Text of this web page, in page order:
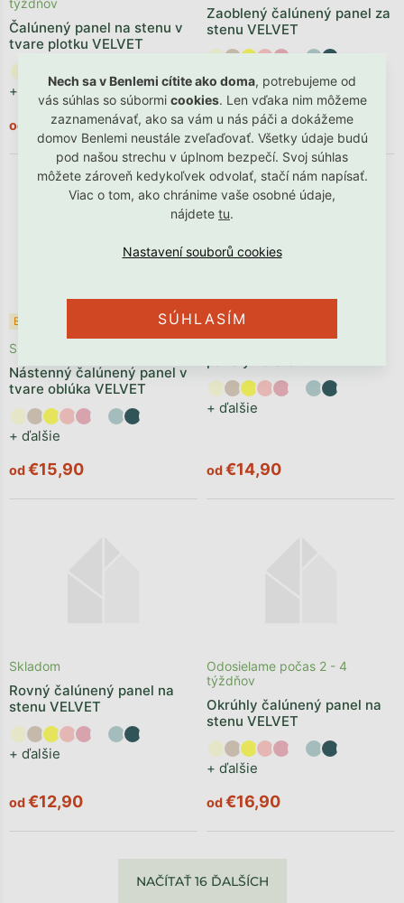
Nech sa v Benlemi cítite ako doma, potrebujeme od
vás súhlas so súbormi cookies. Len vďaka nim môžeme
zaznamenávať, ako sa vám u nás páči a dokážeme
domov Benlemi neustále zveľaďovať. Všetky údaje budú
pod našou strechu v úplnom bezpečí. Svoj súhlas
môžete zároveň kedykoľvek odvolať, stačí nám napísať.
Viac o tom, ako chránime vaše osobné údaje,
nájdete tu.
SÚHLASÍM
Čalúnený panel na stenu v
tvare plotku VELVET
+ ďalšie
od €18,91
Zaoblený čalúnený panel za
stenu VELVET
+ ďalšie
od €15,90
Bestseller ✩
Nástenný čalúnený panel v
tvare oblúka VELVET
+ ďalšie
Skladom
od€15,90
+ ďalšie
Skladom
od€14,90
Rovný čalúnený panel na
stenu VELVET
+ ďalšie
Skladom
od€12,90
Okrúhly čalúnený panel na
stenu VELVET
+ ďalšie
Odosielame počas 2 - 4
týždňov
od€16,90
NAČÍTAŤ 16 ĎALŠÍCH